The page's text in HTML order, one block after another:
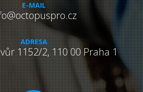
E-MAIL
ADRESA
1152/2,110 00 Praha 1